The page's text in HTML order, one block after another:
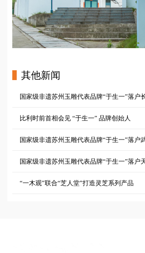
其他新闻
国家级非遗苏州玉雕代表品牌“于生一”落户
比利时前首相会见 “于生一” 品牌创始人
国家级非遗苏州玉雕代表品牌“于生一”落户
国家级非遗苏州玉雕代表品牌“于生一”落户
“一木观”联合“芝人堂”打造灵芝系列产品